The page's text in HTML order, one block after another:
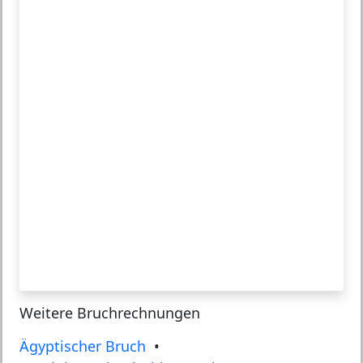
Weitere Bruchrechnungen
Ägyptischer Bruch •